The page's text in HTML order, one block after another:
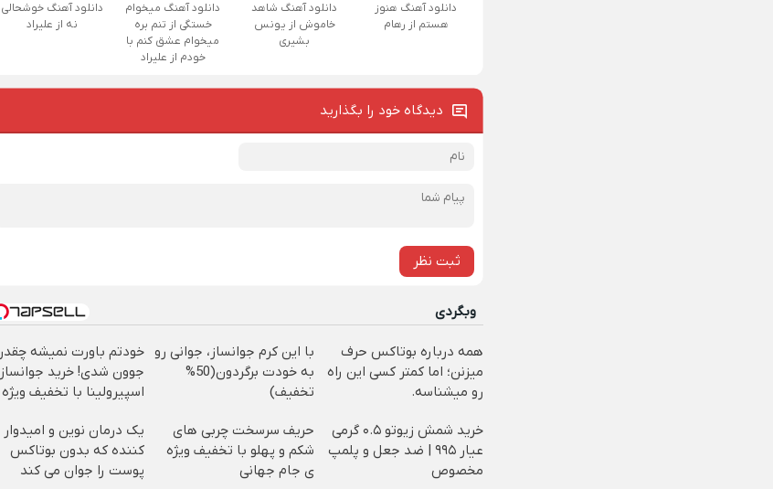
دانلود آهنگ هنوز
هستم از رهام
دانلود آهنگ شاهد
خاموش از یونس
بشیری
دانلود آهنگ میخوام
خستگی از تنم بره
میخوام عشق کنم با
خودم از علیراد
دانلود آهنگ خوشحالی
نه از علیراد
دیدگاه خود را بگذارید
ثبت نظر
وبگردی
همه درباره بوتاکس حرف
میزنن؛ اما کمتر کسی این راه
رو میشناسه.
با این کرم جوانساز، جوانی رو
به خودت برگردون(50%
تخفیف)
خودتم باورت نمیشه چقدر
جوون شدی! خرید جوانساز
اسپیرولینا با تخفیف ویژه
خرید شمش زیوتو ۰.۵ گرمی
عیار ۹۹۵ | ضد جعل و پلمپ
مخصوص
حریف سرسخت چربی های
شکم و پهلو با تخفیف ویژه
ی جام جهانی
یک درمان نوین و امیدوار
کننده که بدون بوتاکس
پوست را جوان می کند